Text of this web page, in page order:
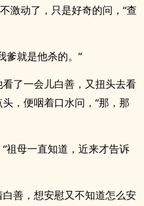
激动了，只是好奇的问，“查
爹就是他杀的。”
了一会儿白善，又扭头去看
，便咽着口水问，“那，那
祖母一直知道，近来才告诉
善，想安慰又不知道怎么安